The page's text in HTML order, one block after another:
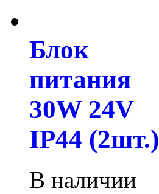
Блок
питания
30W 24V
IP44 (2шт.)
В наличии